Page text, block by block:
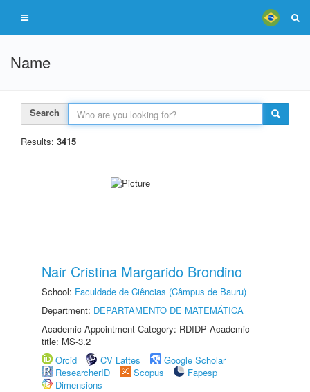
Name
Search
Results: 3415
Nair Cristina Margarido Brondino
School: Faculdade de Ciências (Câmpus de Bauru)
Department: DEPARTAMENTO DE MATEMÁTICA
Academic Appointment Category: RDIDP Academic
title: MS-3.2
Orcid
CV Lattes
Google Scholar
ResearcherID
Scopus
Fapesp
Dimensions